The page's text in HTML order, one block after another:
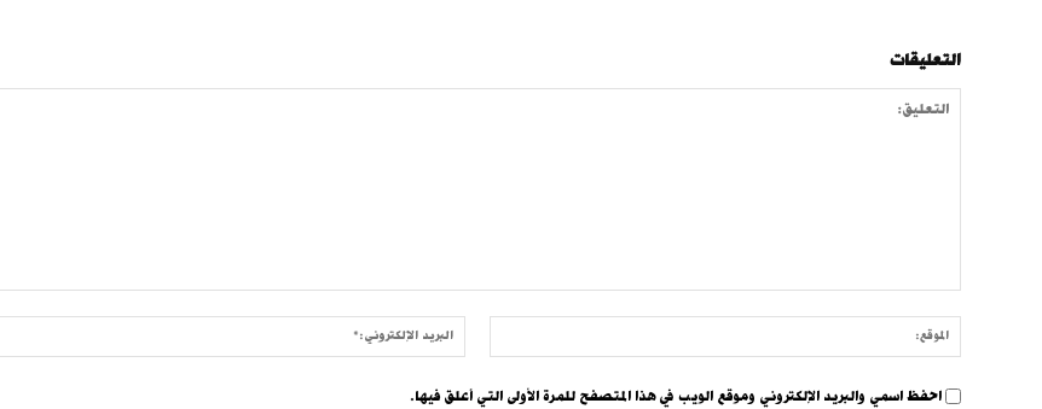
التعليقات
الموقع:
احفظ اسمي والبريد الإلكتروني وموقع الويب في هذا المتصفح للمرة الأولى التي أعلق فيها.